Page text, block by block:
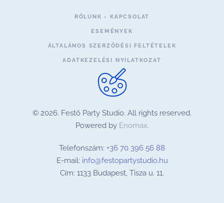
RÓLUNK - KAPCSOLAT
ESEMÉNYEK
ÁLTALÁNOS SZERZŐDÉSI FELTÉTELEK
ADATKEZELÉSI NYILATKOZAT
© 2026. Festő Party Studio. All rights reserved.
Powered by Enomax.
Telefonszám: +36 70 396 56 88
E-mail: info@festopartystudio.hu
Cím: 1133 Budapest, Tisza u. 11.